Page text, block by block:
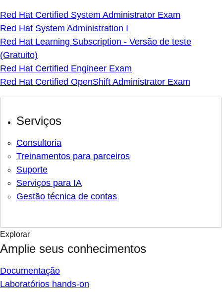
Red Hat Certified System Administrator Exam
Red Hat System Administration I
Red Hat Learning Subscription - Versão de teste
(Gratuito)
Red Hat Certified Engineer Exam
Red Hat Certified OpenShift Administrator Exam
Serviços
Consultoria
Treinamentos para parceiros
Suporte
Serviços para IA
Gestão técnica de contas
Explorar
Amplie seus conhecimentos
Documentação
Laboratórios hands-on